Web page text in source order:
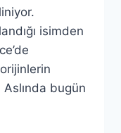
isimden
Aslında bugün